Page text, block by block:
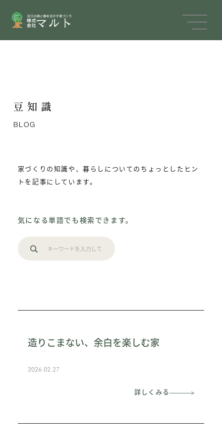
豆知識
BLOG
家づくりの知識や、暮らしについてのちょっとしたヒン
トを記事にしています。
気になる単語でも検索できます。
造りこまない、余白を楽しむ家
2026.02.27
詳しくみる